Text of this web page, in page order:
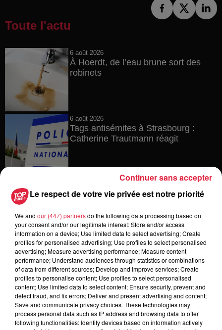
Toute l'actu
6 août 2026
À Hoerdt, de l’eau brune sort des
robinets
6 août 2026
Tags antisémites à Strasbourg :
Catherine Trautmann réagit
Au zoo de Mulhouse : rencontre
6 août 2026
Les dernières infos sur la venue du
pape à Metz en septembre
5 août 2026
Europa-Park : des précisons sur
Le respect de votre vie privée est notre priorité
We and our (447) partnersdo the following data processing based on
your consent and/or our legitimate interest: Store and/or access
information on a device; Use limited data to select advertising; Create
profiles for personalised advertising; Use profiles to select personalised
advertising; Measure advertising performance; Measure content
performance; Understand audiences through statistics or combinations
of data from different sources; Develop and improve services; Create
profiles to personalise content; Use profiles to select personalised
content; Use limited data to select content; Ensure security, prevent and
detect fraud, and fix errors; Deliver and present advertising and content;
Save and communicate privacy choices. These technologies may
process personal data such as IP address and browsing data to offer
following functionalities: Identify devices based on information actively
Continuer sans accepter